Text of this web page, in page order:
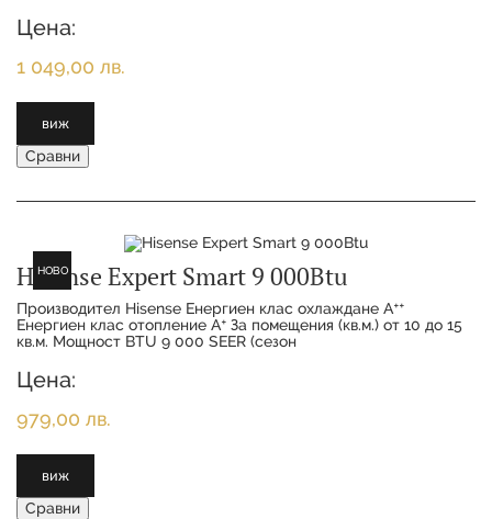
Цена:
1 049,00 лв.
виж
Сравни
НОВО
Hisense Expert Smart 9 000Btu
Производител Hisense Енергиен клас охлаждане Aᐩᐩ
Енергиен клас отопление Aᐩ За помещения (кв.м.) от 10 до 15
кв.м. Мощност BTU 9 000 SEER (сезон
Цена:
979,00 лв.
виж
Сравни